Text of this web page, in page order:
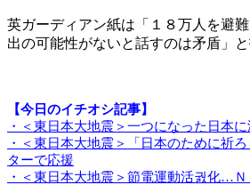
英ガーディアン紙は「１８万人を避
出の可能性がないと話すのは矛盾」と
【今日のイチオシ記事】
・＜東日本大地震＞一つになった日本
・＜東日本大地震＞「日本のために祈
ターで応援
・＜東日本大地震＞節電運動活궔化…